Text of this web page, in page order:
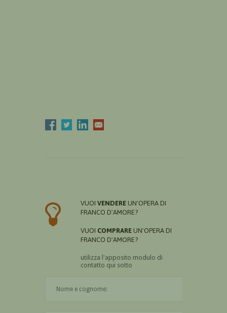
VUOI VENDERE UN'OPERA DI
FRANCO D'AMORE?
VUOI COMPRARE UN'OPERA DI
FRANCO D'AMORE?
utilizza l'apposito modulo di
contatto qui sotto